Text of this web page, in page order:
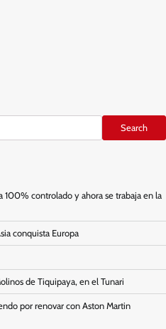
Search
100% controlado y ahora se trabaja en la
conquista Europa
de Tiquipaya, en el Tunari
por renovar con Aston Martin